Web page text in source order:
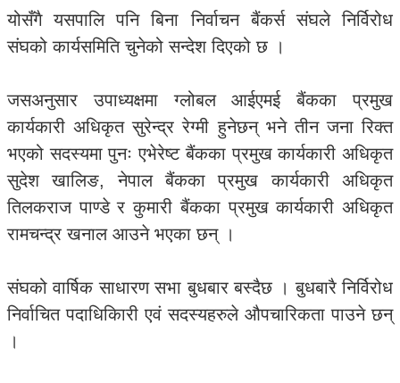
योसँगै यसपालि पनि बिना निर्वाचन बैंकर्स संघले निर्विरोध
संघको कार्यसमिति चुनेको सन्देश दिएको छ ।
जसअनुसार उपाध्यक्षमा ग्लोबल आईएमई बैंकका प्रमुख
कार्यकारी अधिकृत सुरेन्द्र रेग्मी हुनेछन् भने तीन जना रिक्त
भएको सदस्यमा पुनः एभेरेष्ट बैंकका प्रमुख कार्यकारी अधिकृत
सुदेश खालिङ, नेपाल बैंकका प्रमुख कार्यकारी अधिकृत
तिलकराज पाण्डे र कुमारी बैंकका प्रमुख कार्यकारी अधिकृत
रामचन्द्र खनाल आउने भएका छन् ।
संघको वार्षिक साधारण सभा बुधबार बस्दैछ । बुधबारै निर्विरोध
निर्वाचित पदाधिकिारी एवं सदस्यहरुले औपचारिकता पाउने छन्
।